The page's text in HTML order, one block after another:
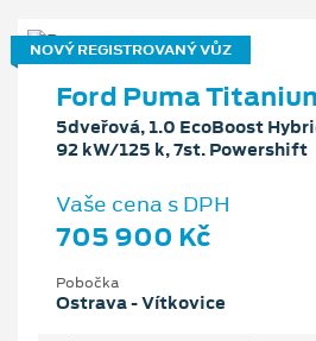
NOVÝ REGISTROVANÝ VŮZ
Ford Puma
5dveřová, 1.0 EcoBoost
92 kW/125 k, 7st. Powershift
Vaše cena s DPH
705 900 Kč
Pobočka
Ostrava - Vítkovice